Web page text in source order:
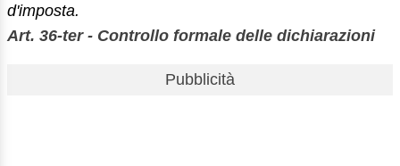
d'imposta.
Art. 36-ter - Controllo formale delle dichiarazioni
Pubblicità